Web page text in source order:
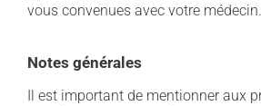
vous convenues avec votre médecin.
Notes générales
Il est important de mentionner aux